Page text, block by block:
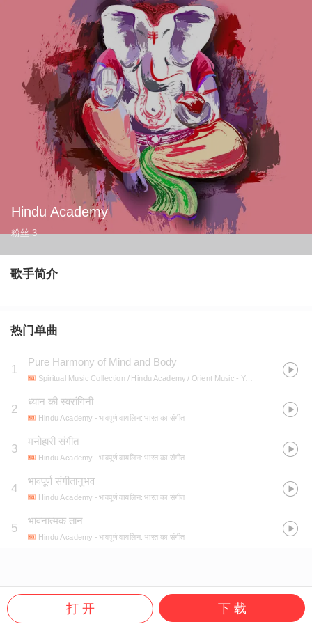
Hindu Academy
粉丝 3
歌手简介
热门单曲
1
Pure Harmony of Mind and Body
Spiritual Music Collection / Hindu Academy / Orient Music - Yajurveda: Vedic Sacrifice Music
2
ध्यान की स्वरांगिनी
Hindu Academy - भावपूर्ण वायलिन: भारत का संगीत
3
मनोहारी संगीत
Hindu Academy - भावपूर्ण वायलिन: भारत का संगीत
4
भावपूर्ण संगीतानुभव
Hindu Academy - भावपूर्ण वायलिन: भारत का संगीत
5
भावनात्मक तान
Hindu Academy - भावपूर्ण वायलिन: भारत का संगीत
打 开 下 载